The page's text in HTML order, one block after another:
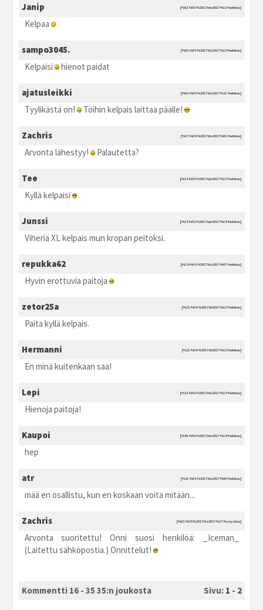
Janip [%02.%08.%2017 kke2017 %13:%elokuu]
Kelpaa
sampo3045. [%03.%08.%2017 kto2017 %18:%elokuu]
Kelpaisi hienot paidat
ajatusleikki [%03.%08.%2017 kto2017 %21:%elokuu]
Tyylikästä on! Töihin kelpais laittaa päälle!
Zachris [%17.%08.%2017 kto2017 %01:%elokuu]
Arvonta lähestyy! Palautetta?
Tee [%18.%08.%2017 kpe2017 %13:%elokuu]
Kyllä kelpaisi
Junssi [%18.%08.%2017 kpe2017 %14:%elokuu]
Viheriä XL kelpais mun kropan peitoksi.
repukka62 [%19.%08.%2017 kla2017 %07:%elokuu]
Hyvin erottuvia paitoja
zetor25a [%22.%08.%2017 kti2017 %13:%elokuu]
Paita kyllä kelpais.
Hermanni [%22.%08.%2017 kti2017 %13:%elokuu]
En minä kuitenkaan saa!
Lepi [%23.%08.%2017 kke2017 %15:%elokuu]
Hienoja paitoja!
Kaupoi [%30.%08.%2017 kke2017 %16:%elokuu]
hep
atr [%31.%08.%2017 kto2017 %00:%elokuu]
mää en osallistu, kun en koskaan voita mitään...
Zachris [%02.%09.%2017 kla2017 %17:%syyskuu]
Arvonta suoritettu! Onni suosi henkilöä: _Iceman_
(Laitettu sähköpostia.) Onnittelut!
Kommentti 16 - 35 35:n joukosta Sivu: 1 - 2